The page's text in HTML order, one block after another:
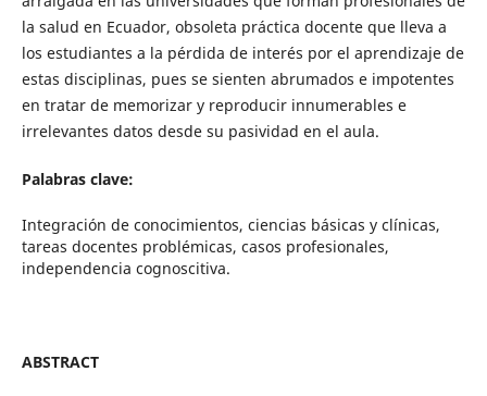
la salud en Ecuador, obsoleta práctica docente que lleva a
los estudiantes a la pérdida de interés por el aprendizaje de
estas disciplinas, pues se sienten abrumados e impotentes
en tratar de memorizar y reproducir innumerables e
irrelevantes datos desde su pasividad en el aula.
Palabras clave:
Integración de conocimientos, ciencias básicas y clínicas,
tareas docentes problémicas, casos profesionales,
independencia cognoscitiva.
ABSTRACT